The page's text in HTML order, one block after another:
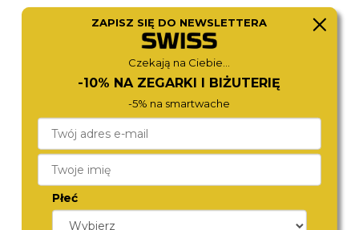
EMPORIO ARMANI
ZAPISZ SIĘ DO NEWSLETTERA
Czekają na Ciebie...
-10% NA ZEGARKI I BIŻUTERIĘ
-5% na smartwache
Płeć